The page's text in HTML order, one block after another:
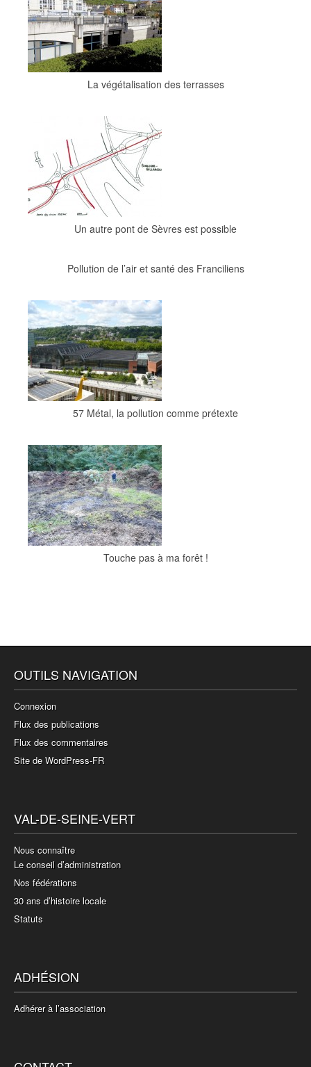
La végétalisation des terrasses
Un autre pont de Sèvres est possible
Pollution de l’air et santé des Franciliens
57 Métal, la pollution comme prétexte
Touche pas à ma forêt !
OUTILS NAVIGATION
Connexion
Flux des publications
Flux des commentaires
Site de WordPress-FR
VAL-DE-SEINE-VERT
Nous connaître
Le conseil d’administration
Nos fédérations
30 ans d’histoire locale
Statuts
ADHÉSION
Adhérer à l’association